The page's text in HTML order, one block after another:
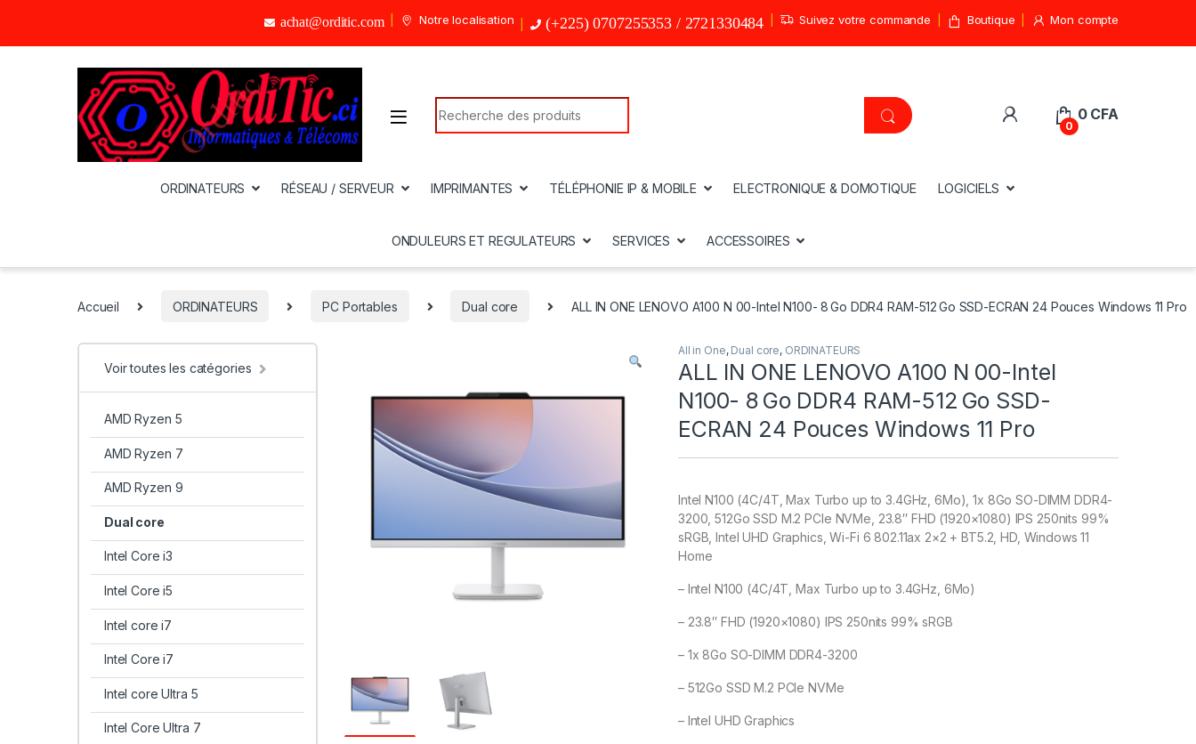
achat@orditic.com Notre localisation (+225) 0707255353 / 2721330484 Suivez votre commande Boutique Mon compte
Search for:
0
0 CFA
ORDINATEURS RÉSEAU / SERVEUR IMPRIMANTES TÉLÉPHONIE IP & MOBILE ELECTRONIQUE & DOMOTIQUE LOGICIELS
ONDULEURS ET REGULATEURS SERVICES ACCESSOIRES
Accueil ORDINATEURS PC Portables Dual core ALL IN ONE LENOVO A100 N 00-Intel N100- 8 Go DDR4 RAM-512 Go SSD-ECRAN 24 Pouces Windows 11 Pro
All in One, Dual core, ORDINATEURS
ALL IN ONE LENOVO A100 N 00-Intel
N100- 8 Go DDR4 RAM-512 Go SSD-
ECRAN 24 Pouces Windows 11 Pro
Intel N100 (4C/4T, Max Turbo up to 3.4GHz, 6Mo), 1x 8Go SO-DIMM DDR4-
3200, 512Go SSD M.2 PCIe NVMe, 23.8″ FHD (1920×1080) IPS 250nits 99%
sRGB, Intel UHD Graphics, Wi-Fi 6 802.11ax 2×2 + BT5.2, HD, Windows 11
Home
– Intel N100 (4C/4T, Max Turbo up to 3.4GHz, 6Mo)
– 23.8″ FHD (1920×1080) IPS 250nits 99% sRGB
– 1x 8Go SO-DIMM DDR4-3200
– 512Go SSD M.2 PCIe NVMe
– Intel UHD Graphics
Voir toutes les catégories
AMD Ryzen 5
AMD Ryzen 7
AMD Ryzen 9
Dual core
Intel Core i3
Intel Core i5
Intel core i7
Intel Core i7
Intel core Ultra 5
Intel Core Ultra 7